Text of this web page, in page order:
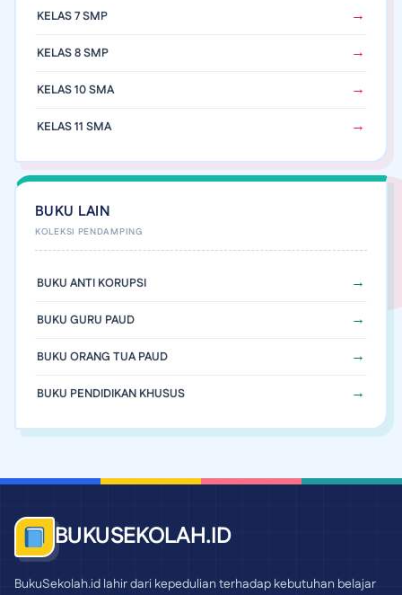
KELAS 7 SMP
KELAS 8 SMP
KELAS 10 SMA
KELAS 11 SMA
BUKU LAIN
BUKU ANTI KORUPSI
BUKU GURU PAUD
BUKU ORANG TUA PAUD
BUKU PENDIDIKAN KHUSUS
BUKUSEKOLAH.ID
BukuSekolah.id lahir dari kepedulian terhadap kebutuhan belajar